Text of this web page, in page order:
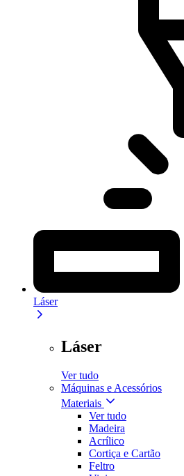
Láser
Láser
Ver tudo
Máquinas e Acessórios
Materiais
Ver tudo
Madeira
Acrílico
Cortiça e Cartão
Feltro